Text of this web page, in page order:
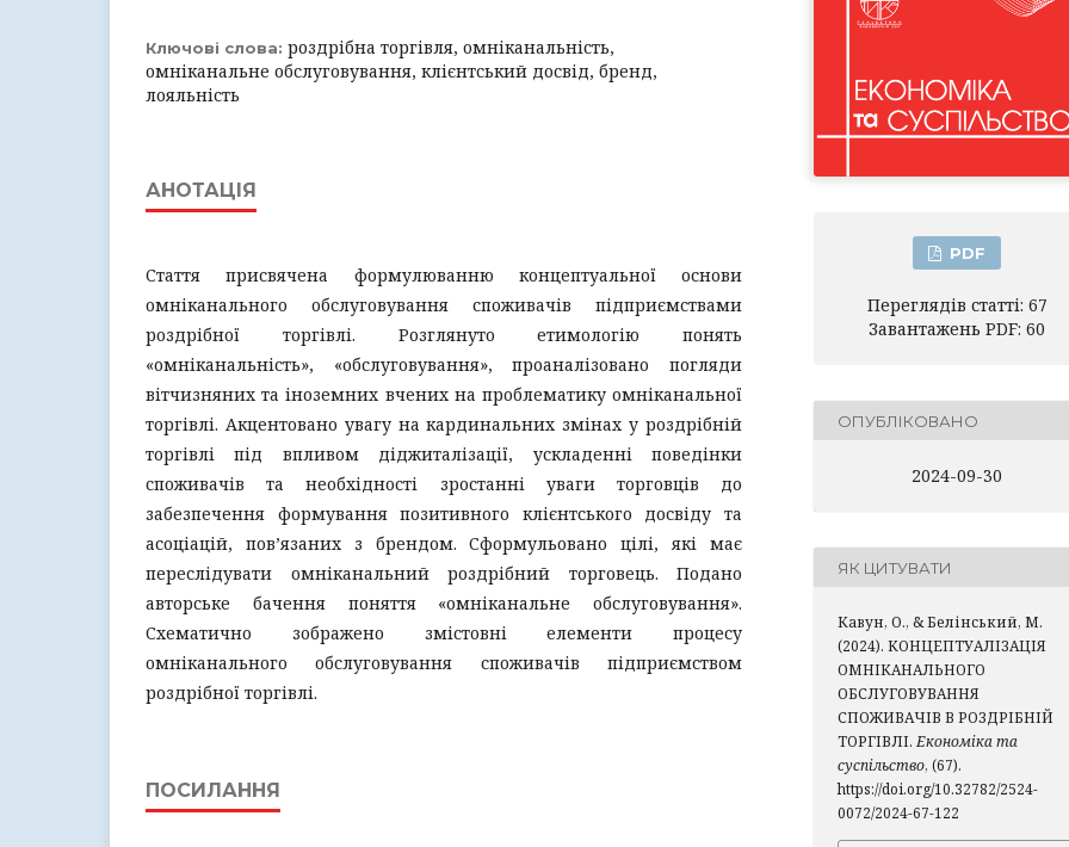
Ключові слова: роздрібна торгівля, омніканальність,
омніканальне обслуговування, клієнтський досвід, бренд,
лояльність
АНОТАЦІЯ
Стаття присвячена формулюванню концептуальної основи
омніканального обслуговування споживачів підприємствами
роздрібної торгівлі. Розглянуто етимологію понять
«омніканальність», «обслуговування», проаналізовано погляди
вітчизняних та іноземних вчених на проблематику омніканальної
торгівлі. Акцентовано увагу на кардинальних змінах у роздрібній
торгівлі під впливом діджиталізації, ускладенні поведінки
споживачів та необхідності зростанні уваги торговців до
забезпечення формування позитивного клієнтського досвіду та
асоціацій, пов’язаних з брендом. Сформульовано цілі, які має
переслідувати омніканальний роздрібний торговець. Подано
авторське бачення поняття «омніканальне обслуговування».
Схематично зображено змістовні елементи процесу
омніканального обслуговування споживачів підприємством
роздрібної торгівлі.
ПОСИЛАННЯ
PDF
Переглядів статті: 67
Завантажень PDF: 60
ОПУБЛІКОВАНО
2024-09-30
ЯК ЦИТУВАТИ
Кавун, О., & Белінський, М.
(2024). КОНЦЕПТУАЛІЗАЦІЯ
ОМНІКАНАЛЬНОГО
ОБСЛУГОВУВАННЯ
СПОЖИВАЧІВ В РОЗДРІБНІЙ
ТОРГІВЛІ. Економіка та
суспільство, (67).
https://doi.org/10.32782/2524-
0072/2024-67-122